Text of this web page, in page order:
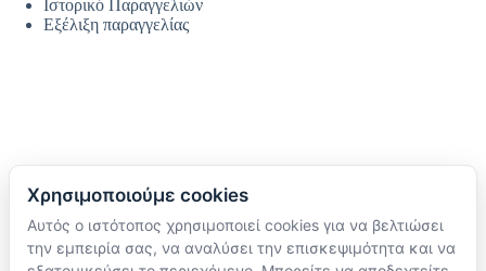
Ιστορικό Παραγγελιών
Εξέλιξη παραγγελίας
Ακολουθήστε μας
TikTok
Χρησιμοποιούμε cookies
Αυτός ο ιστότοπος χρησιμοποιεί cookies για να βελτιώσει
την εμπειρία σας, να αναλύσει την επισκεψιμότητα και να